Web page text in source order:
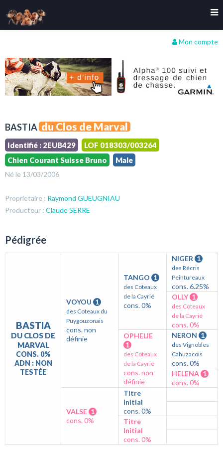
Mon compte
BASTIA du Clos de Marval
Identifié : 2EUB429
LOF 018303/003264
Chien Courant Suisse Bruno
Male
Né le 13/03/2006
Proprietaire : Raymond GUEUGNIAU
Producteur : Claude SERRE
Pédigrée
BASTIA
DU CLOS DE
MARVAL
CONS. 0%
ADN : NON
TESTÉE
VOYOU 1
des Coteaux du
Puygouzonais
cons. non
définie
TANGO 1
des Coteaux
de la Cayrié
cons. 0%
NIGER 1
des Récris
Peintureaux
cons. 6.25%
OLLY 1
des Coteaux
de la Cayrié
cons. 0%
OPHELIE
1
des Coteaux
de la Cayrié
cons. non
définie
NERON 1
des Vignobles
Cahuzacois
cons. 0%
HELENA 1
cons. 0%
VALSE 1
cons. 0%
Titre
Initial
cons. 0%
Titre
Initial
cons. 0%